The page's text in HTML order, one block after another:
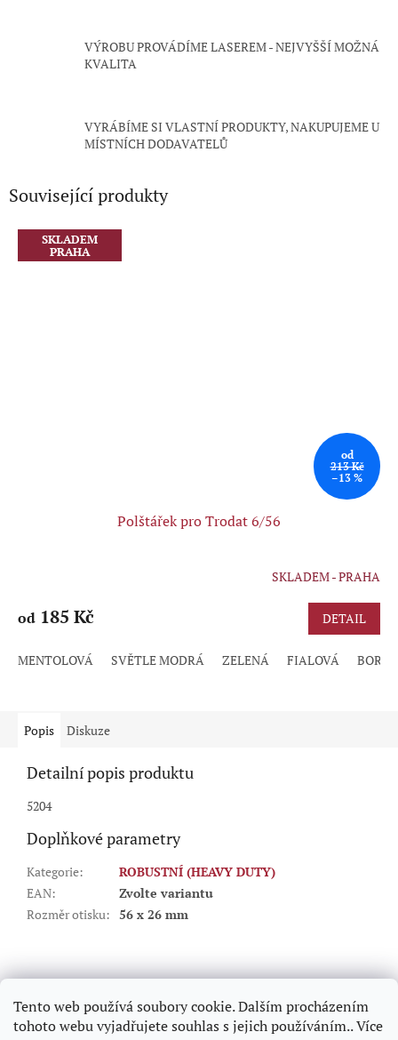
Tento web používá soubory cookie. Dalším procházením
tohoto webu vyjadřujete souhlas s jejich používáním.. Více
VÝROBU PROVÁDÍME LASEREM - NEJVYŠŠÍ MOŽNÁ
KVALITA
VYRÁBÍME SI VLASTNÍ PRODUKTY, NAKUPUJEME U
MÍSTNÍCH DODAVATELŮ
Související produkty
SKLADEM
PRAHA
od
213 Kč
–13 %
Polštářek pro Trodat 6/56
SKLADEM - PRAHA
od 185 Kč DETAIL
MENTOLOVÁ SVĚTLE MODRÁ ZELENÁ FIALOVÁ
Popis Diskuze
Detailní popis produktu
5204
Doplňkové parametry
Kategorie:
ROBUSTNÍ (HEAVY DUTY)
EAN:
Zvolte variantu
Rozměr otisku: 56 x 26 mm
á